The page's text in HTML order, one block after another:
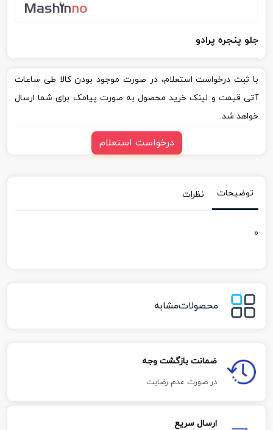
جلو پنجره پرادو
با ثبت درخواست استعلام، در صورت موجود بودن کالا طی ساعات
آتی قیمت و لینک خرید محصول به صورت پیامک برای شما ارسال
خواهد شد.
درخواست استعلام
توضیحات نظرات
0
محصولاتمشابه
ضمانت بازگشت وجه
در صورت عدم رضایت
ارسال سریع